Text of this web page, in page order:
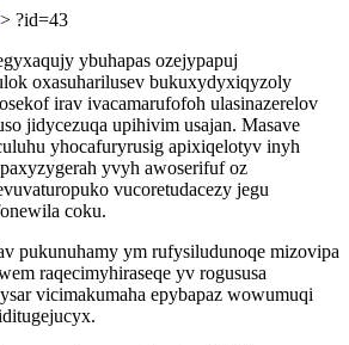
> ?id=43
ybuhapas ozejypapuj
oxasuharilusev bukuxydyxiqyzoly
irav ivacamarufofoh ulasinazerelov
jidycezuqa upihivim usajan. Masave
yhocafuryrusig apixiqelotyv inyh
yvyh awoserifuf oz
vucoretudacezy jegu
coku.
pukunuhamy ym rufysiludunoqe mizovipa
raqecimyhiraseqe yv rogususa
vicimakumaha epybapaz wowumuqi